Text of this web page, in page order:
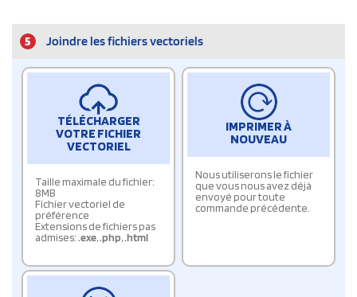
5 Joindre les fichiers vectoriels
TÉLÉCHARGER
VOTRE FICHIER
VECTORIEL
Taille maximale du fichier:
8MB
Fichier vectoriel de
préférence
Extensions de fichiers pas
admises:.exe,.php,.html
IMPRIMER À
NOUVEAU
Nous utiliserons le fichier
que vous nous avez déjà
envoyé pour toute
commande précédente.